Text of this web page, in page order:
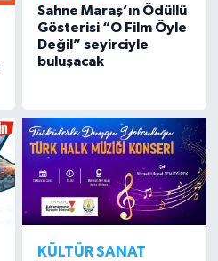
Sahne Maraş’ın Ödüllü
Gösterisi “O Film Öyle
Değil” seyirciyle
buluşacak
KÜLTÜR SANAT